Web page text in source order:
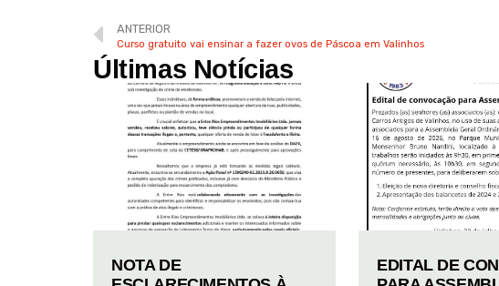
ANTERIOR
Curso gratuito vai ensinar a fazer ovos de Páscoa em Valinhos
Últimas Notícias
NOTA DE
EDITAL DE